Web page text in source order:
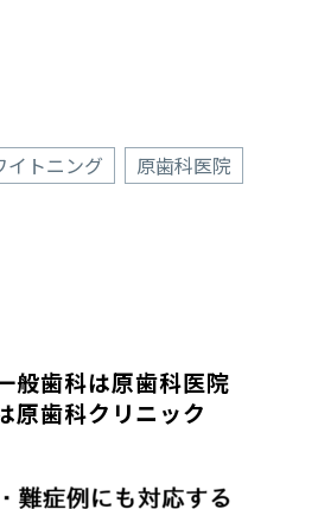
イトニング
原歯科医院
般歯科は原歯科医院
原歯科クリニック